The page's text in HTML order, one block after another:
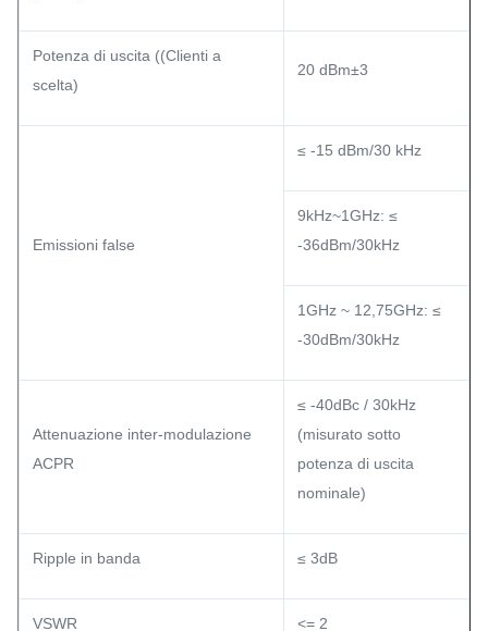
Potenza di uscita ((Clienti a
scelta)
20 dBm±3
Emissioni false
≤ -15 dBm/30 kHz
9kHz~1GHz: ≤
-36dBm/30kHz
1GHz ~ 12,75GHz: ≤
-30dBm/30kHz
Attenuazione inter-modulazione
ACPR
≤ -40dBc / 30kHz
(misurato sotto
potenza di uscita
nominale)
Ripple in banda ≤ 3dB
VSWR <= 2